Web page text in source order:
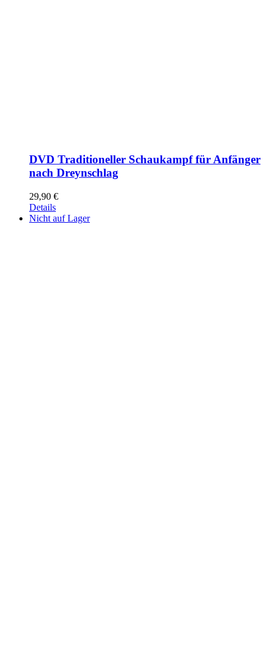
DVD Traditioneller Schaukampf für Anfänger
nach Dreynschlag
29,90 €
Details
Nicht auf Lager